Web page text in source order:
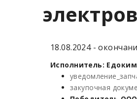
18.08.2024 -
Исполнитель:
закупочная